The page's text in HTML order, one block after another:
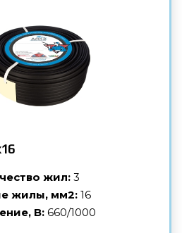
жил: 3
жилы, мм2: 16
В: 660/1000